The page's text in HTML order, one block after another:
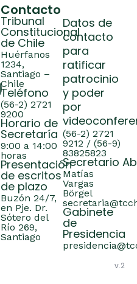
Contacto
Tribunal
Constitucional
de Chile
Huérfanos
1234,
Santiago –
Chile
Teléfono
(56-2) 2721
9200
Horario de
Secretaría
9:00 a 14:00
horas
Presentación
de escritos
de plazo
Buzón 24/7,
en Pje. Dr.
Sótero del
Río 269,
Santiago
Datos de
contacto
para
ratificar
patrocinio
y poder
por
(56-2) 2721
9212 / (56-9)
83825823
Secretario
Matías
Vargas
Börgel
Gabinete
de
Presidencia
v.2